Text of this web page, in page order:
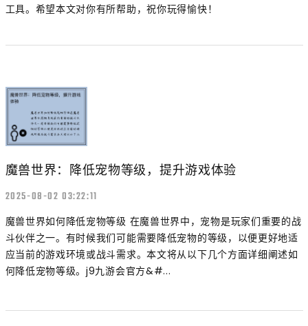
工具。希望本文对你有所帮助，祝你玩得愉快！
魔兽世界：降低宠物等级，提升游戏体验
2025-08-02 03:22:11
魔兽世界如何降低宠物等级 在魔兽世界中，宠物是玩家们重要的战
斗伙伴之一。有时候我们可能需要降低宠物的等级，以便更好地适
应当前的游戏环境或战斗需求。本文将从以下几个方面详细阐述如
何降低宠物等级。j9九游会官方&#...